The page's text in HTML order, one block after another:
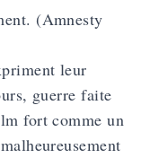
(Amnesty
leur
guerre faite
fort comme un